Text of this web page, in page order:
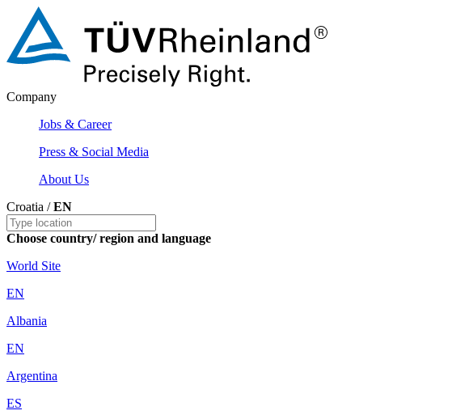
Company
Jobs & Career
Press & Social Media
About Us
Croatia /EN
Choose country/ region and language
World Site
EN
Albania
EN
Argentina
ES